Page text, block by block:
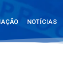
NOTÍCIAS